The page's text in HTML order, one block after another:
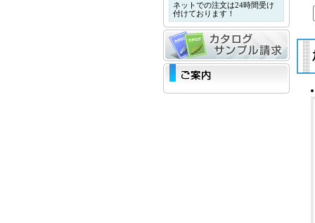
ネットでの注文は24時間受け
付けております！